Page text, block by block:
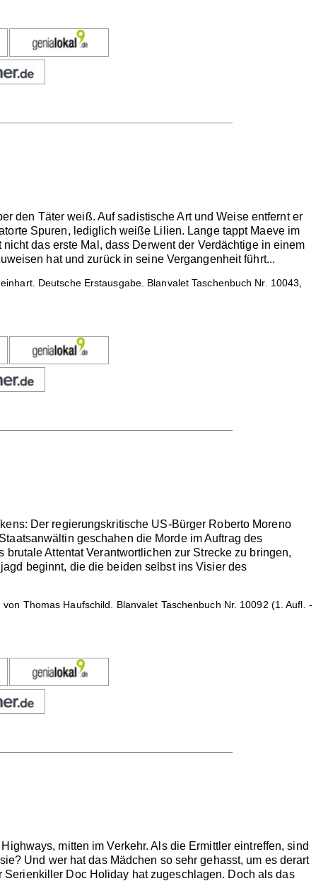
den Täter weiß. Auf sadistische Art und Weise entfernt er
Spuren, lediglich weiße Lilien. Lange tappt Maeve im
das erste Mal, dass Derwent der Verdächtige in einem
hat und zurück in seine Vergangenheit führt...
Deutsche Erstausgabe. Blanvalet Taschenbuch Nr. 10043,
Der regierungskritische US-Bürger Roberto Moreno
geschahen die Morde im Auftrag des
Attentat Verantwortlichen zur Strecke zu bringen,
beginnt, die die beiden selbst ins Visier des
Thomas Haufschild. Blanvalet Taschenbuch Nr. 10092 (1. Aufl. -
mitten im Verkehr. Als die Ermittler eintreffen, sind
Und wer hat das Mädchen so sehr gehasst, um es derart
Doc Holiday hat zugeschlagen. Doch als das